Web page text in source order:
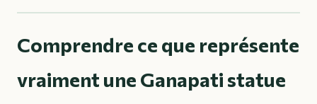
Comprendre ce que représente
vraiment une Ganapati statue